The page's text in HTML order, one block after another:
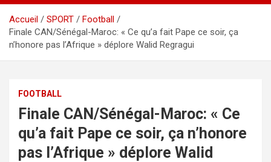
Accueil SPORT
Football
Finale CAN/Sénégal-Maroc: « Ce qu’a fait Pape ce soir, ça
n’honore pas l’Afrique » déplore Walid Regragui
FOOTBALL
Finale CAN/Sénégal-Maroc: « Ce
qu’a fait Pape ce soir, ça n’honore
pas l’Afrique » déplore Walid